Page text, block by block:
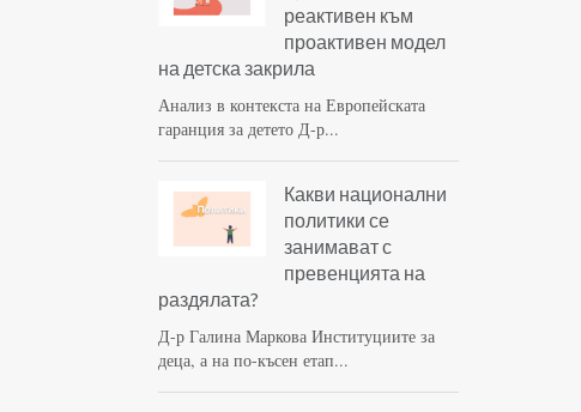
реактивен към
проактивен модел
на детска закрила
Анализ в контекста на Европейската
гаранция за детето Д-р...
Какви национални
политики се
занимават с
превенцията на
раздялата?
Д-р Галина Маркова Институциите за
деца, а на по-късен етап...